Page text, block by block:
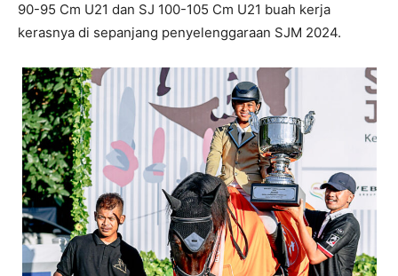
90-95 Cm U21 dan SJ 100-105 Cm U21 buah kerja
kerasnya di sepanjang penyelenggaraan SJM 2024.